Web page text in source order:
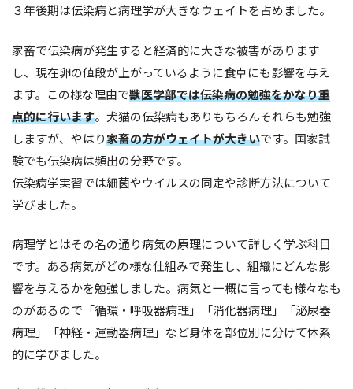
３年後期は伝染病と病理学が大きなウェイトを占めました。
家畜で伝染病が発生すると経済的に大きな被害があります
し、現在卵の値段が上がっているように食卓にも影響を与え
ます。この様な理由で獣医学部では伝染病の勉強をかなり重
点的に行います。犬猫の伝染病もありもちろんそれらも勉強
しますが、やはり家畜の方がウェイトが大きいです。国家試
験でも伝染病は頻出の分野です。
伝染病学実習では細菌やウイルスの同定や診断方法について
学びました。
病理学とはその名の通り病気の原理について詳しく学ぶ科目
です。ある病気がどの様な仕組みで発生し、組織にどんな影
響を与えるかを勉強しました。病気と一概に言っても様々なも
のがあるので「循環・呼吸器病理」「消化器病理」「泌尿器
病理」「神経・運動器病理」など身体を部位別に分けて体系
的に学びました。